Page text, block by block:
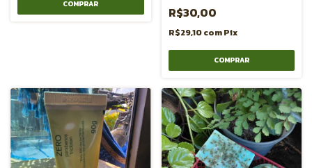
R$30,00
R$29,10comPix